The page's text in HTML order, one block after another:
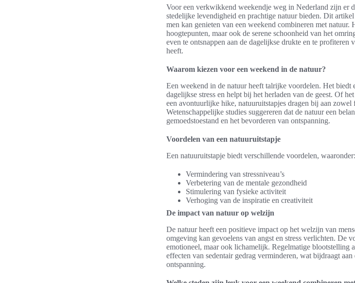
Voor een verkwikkend weekendje weg in Nederland zijn er
stedelijke levendigheid en prachtige natuur bieden. Dit
men kan genieten van een weekend combineren met
hoogtepunten, maar ook de serene schoonheid van het
even te ontsnappen aan de dagelijkse drukte en te profiteren
heeft.
Waarom kiezen voor een weekend in de natuur?
Een weekend in de natuur heeft talrijke voordelen. Het biedt
dagelijkse stress en helpt bij het herladen van de geest. Of
een avontuurlijke hike, natuuruitstapjes dragen bij aan zowel
Wetenschappelijke studies suggereren dat de natuur een
gemoedstoestand en het bevorderen van ontspanning.
Voordelen van een natuuruitstapje
Een natuuruitstapje biedt verschillende voordelen, waaronder:
Vermindering van stressniveau’s
Verbetering van de mentale gezondheid
Stimulering van fysieke activiteit
Verhoging van de inspiratie en creativiteit
De impact van natuur op welzijn
De natuur heeft een positieve impact op het welzijn van
omgeving kan gevoelens van angst en stress verlichten. De
emotioneel, maar ook lichamelijk. Regelmatige blootstelling
effecten van sedentair gedrag verminderen, wat bijdraagt
ontspanning.